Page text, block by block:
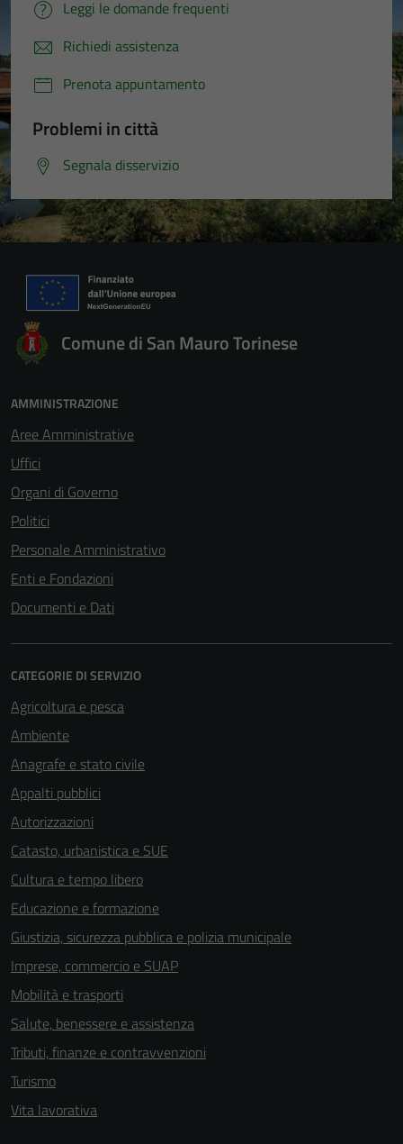
Leggi le domande frequenti
Richiedi assistenza
Prenota appuntamento
Problemi in città
Segnala disservizio
Comune di San Mauro Torinese
AMMINISTRAZIONE
Aree Amministrative
Uffici
Organi di Governo
Politici
Personale Amministrativo
Enti e Fondazioni
Documenti e Dati
CATEGORIE DI SERVIZIO
Agricoltura e pesca
Ambiente
Anagrafe e stato civile
Appalti pubblici
Autorizzazioni
Catasto, urbanistica e SUE
Cultura e tempo libero
Educazione e formazione
Giustizia, sicurezza pubblica e polizia municipale
Imprese, commercio e SUAP
Mobilità e trasporti
Salute, benessere e assistenza
Tributi, finanze e contravvenzioni
Turismo
Vita lavorativa